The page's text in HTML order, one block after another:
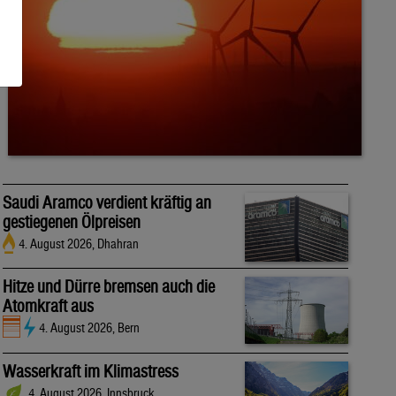
Saudi Aramco verdient kräftig an
gestiegenen Ölpreisen
4. August 2026, Dhahran
Hitze und Dürre bremsen auch die
Atomkraft aus
4. August 2026, Bern
Wasserkraft im Klimastress